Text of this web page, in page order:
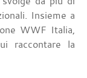
Insieme a
WWF Italia,
raccontare la